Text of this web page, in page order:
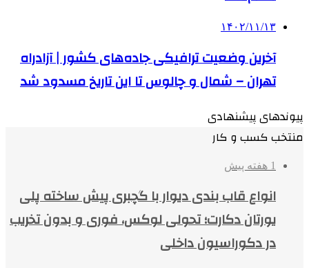
۱۴۰۲/۱۱/۱۳
آخرین وضعیت ترافیکی جاده‌های کشور | آزادراه
تهران – شمال و چالوس تا این تاریخ مسدود شد
پیوندهای پیشنهادی
منتخب کسب و کار
1 هفته پیش
انواع قاب بندی دیوار با گچبری پیش ساخته پلی
یورتان دکارت؛ تحولی لوکس، فوری و بدون تخریب
در دکوراسیون داخلی